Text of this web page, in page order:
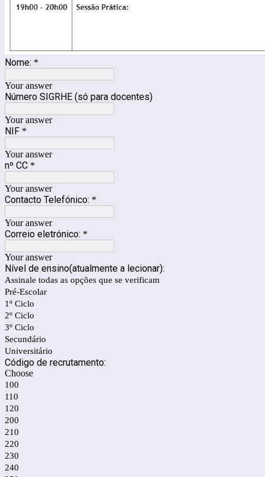
Nome: *
Your answer
Número SIGRHE (só para docentes)
Your answer
NIF *
Your answer
nº CC *
Your answer
Contacto Telefónico: *
Your answer
Correio eletrónico: *
Your answer
Nível de ensino(atualmente a lecionar):
Assinale todas as opções que se verificam
Pré-Escolar
1º Ciclo
2º Ciclo
3º Ciclo
Secundário
Universitário
Código de recrutamento:
Choose
100
110
120
200
210
220
230
240